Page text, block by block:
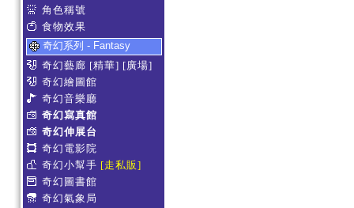
角色稱號
食物效果
奇幻系列 - Fantasy
奇幻藝廊 [精華] [廣場]
奇幻繪圖館
奇幻音樂廳
奇幻寫真館
奇幻伸展台
奇幻電影院
奇幻小幫手 [走私販]
奇幻圖書館
奇幻氣象局